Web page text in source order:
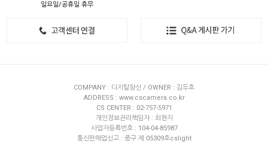
일요일/공휴일 휴무
COMPANY : 디지탈창신 / OWNER : 김두호
ADDRESS : www.cscamera.co.kr
CS CENTER : 02-757-5971
개인정보관리책임자 : 최현지
사업자등록번호 : 104-04-85987
통신판매업신고 : 중구 제 05309호cslight